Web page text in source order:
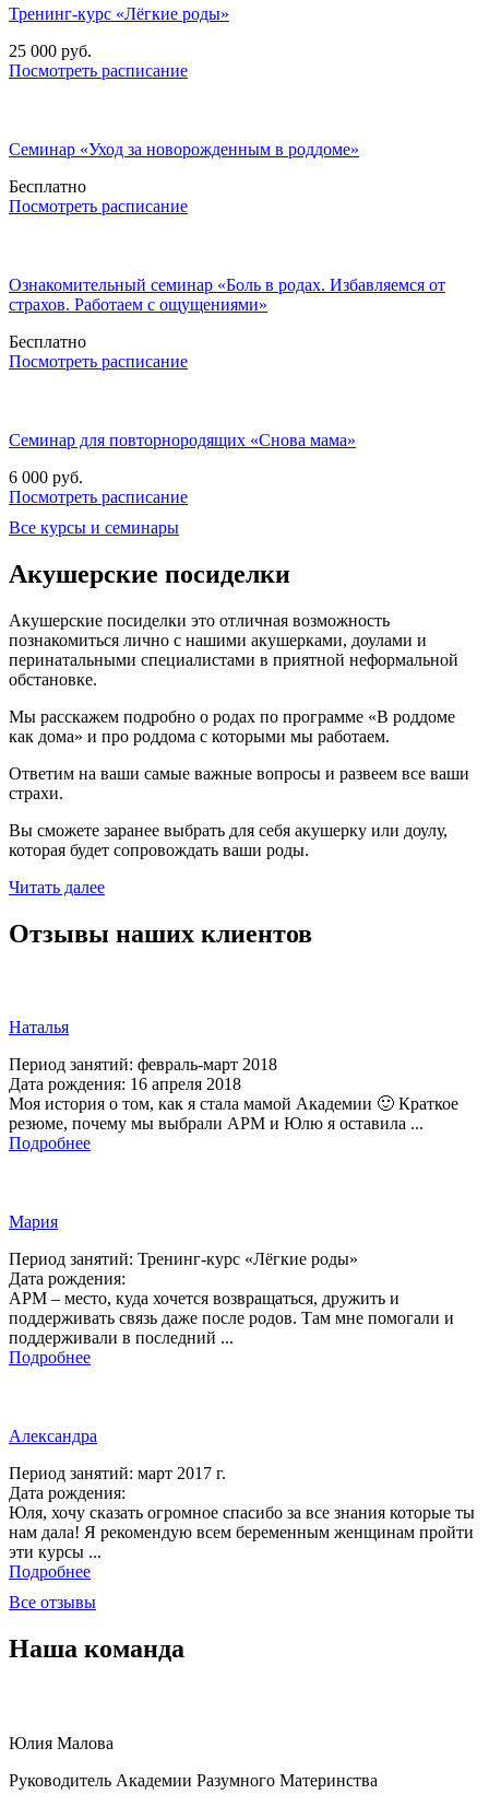
Тренинг-курс «Лёгкие роды»
25 000 руб.
Посмотреть расписание
Семинар «Уход за новорожденным в роддоме»
Бесплатно
Посмотреть расписание
Ознакомительный семинар «Боль в родах. Избавляемся от
страхов. Работаем с ощущениями»
Бесплатно
Посмотреть расписание
Семинар для повторнородящих «Снова мама»
6 000 руб.
Посмотреть расписание
Все курсы и семинары
Акушерские посиделки
Акушерские посиделки это отличная возможность
познакомиться лично с нашими акушерками, доулами и
перинатальными специалистами в приятной неформальной
обстановке.
Мы расскажем подробно о родах по программе «В роддоме
как дома» и про роддома с которыми мы работаем.
Ответим на ваши самые важные вопросы и развеем все ваши
страхи.
Вы сможете заранее выбрать для себя акушерку или доулу,
которая будет сопровождать ваши роды.
Читать далее
Отзывы наших клиентов
Наталья
Период занятий: февраль-март 2018
Дата рождения: 16 апреля 2018
Моя история о том, как я стала мамой Академии 🙂 Краткое
резюме, почему мы выбрали АРМ и Юлю я оставила ...
Подробнее
Мария
Период занятий: Тренинг-курс «Лёгкие роды»
Дата рождения:
АРМ – место, куда хочется возвращаться, дружить и
поддерживать связь даже после родов. Там мне помогали и
поддерживали в последний ...
Подробнее
Александра
Период занятий: март 2017 г.
Дата рождения:
Юля, хочу сказать огромное спасибо за все знания которые ты
нам дала! Я рекомендую всем беременным женщинам пройти
эти курсы ...
Подробнее
Все отзывы
Наша команда
Юлия Малова
Руководитель Академии Разумного Материнства